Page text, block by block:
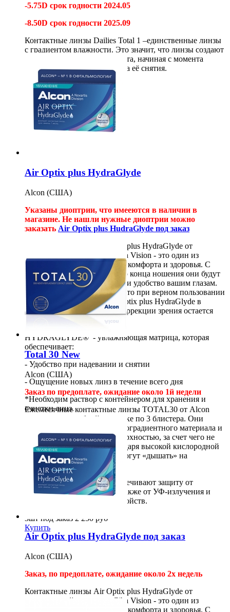
-5.75D срок годности 2024.05
-8.50D срок годности 2025.09
Контактные линзы Dailies Total 1 –единственные линзы
с градиентом влажности. Это значит, что линзы создают
постоянный уровень комфорта, начиная с момента
одевания линзы и до момента её снятия.
30шт 3 000 1 900руб
Купить
Air Optix plus HydraGlyde
Alcon (США)
Указаны диоптрии, что имееются в наличии в
магазине. Не нашли нужные диоптрии можно
заказать Air Optix plus HudraGlyde под заказ
plus HydraGlyde от
американской компании Ciba Vision - это один из
лучших примеров сочетания комфорта и здоровья. С
самого первого момента и до конца ношения они будут
обеспечивать должный уход и удобство вашим глазам.
Исследования показывают, что при верном пользовании
контактными линзами Air Optix plus HydraGlyde в
течении месяца - качество коррекции зрения остается
практически неизменным.
HYDRAGLYDE® - увлажняющая матрица, которая
обеспечивает:
- Удобство при надевании и снятии
- Ощущение новых линз в течение всего дня
*Необходим раствор с контейнером для хранения и
очистки линз.
6шт 3 100руб
Купить
Total 30 New
Alcon (США)
Заказ по предоплате, ожидание около 1й недели
Ежемесячные контактные линзы TOTAL30 от Alcon
продаются в удобной упаковке по 3 блистера. Они
сделаны из уникального водоградиентного материала и
обладают ультрамягкой поверхностью, за счет чего не
ощущаются на глазах. Благодаря высокой кислородной
проницаемости линз глаза могут «дышать» на
протяжении всего дня.
Технологии TOTAL30 обеспечивают защиту от
загрязнений и микробов, а также от УФ-излучения и
синего света цифровых устройств.
3шт под заказ 2 250 руб
Купить
Air Optix plus HydraGlyde под заказ
Alcon (США)
Заказ, по предоплате, ожидание около 2х недель
Контактные линзы Air Optix plus HydraGlyde от
американской компании Ciba Vision - это один из
лучших примеров сочетания комфорта и здоровья. С